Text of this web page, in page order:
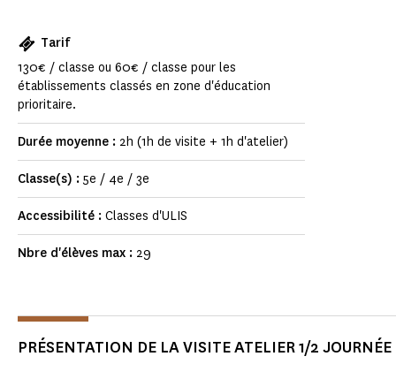
Tarif
130€ / classe ou 60€ / classe pour les
établissements classés en zone d'éducation
prioritaire.
Durée moyenne : 2h (1h de visite + 1h d'atelier)
Classe(s) : 5e / 4e / 3e
Accessibilité : Classes d'ULIS
Nbre d'élèves max : 29
PRÉSENTATION DE LA VISITE ATELIER 1/2 JOURNÉE